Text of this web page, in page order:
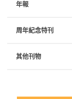
年報
周年紀念特刊
其他刊物